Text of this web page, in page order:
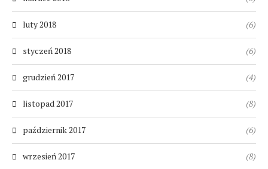
luty 2018 (6)
styczeń 2018 (6)
grudzień 2017 (4)
listopad 2017 (8)
październik 2017 (6)
wrzesień 2017 (8)